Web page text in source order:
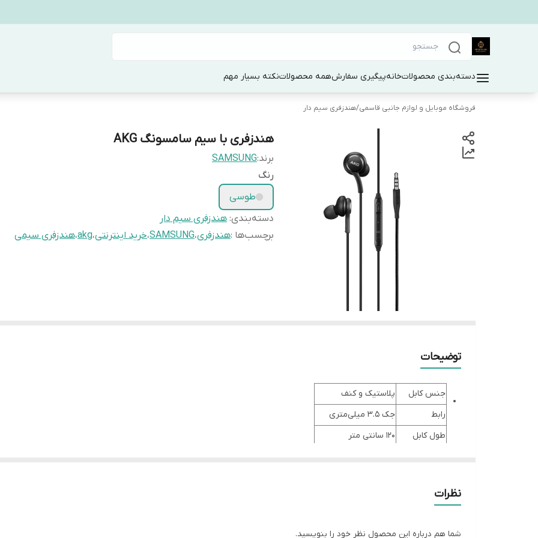
دسته‌بندی محصولاتخانهپیگیری سفارشهمه محصولاتنکته بسیار مهم
فروشگاه موبایل و لوازم جانبی قاسمی/هندزفری سیم دار
هندزفری با سیم سامسونگ AKG
برند:SAMSUNG
رنگ
طوسی
دسته‌بندی: هندزفری سیم دار
برچسب‌ها :هندزفری،SAMSUNG،خرید اینترنتی،akg،هندزفری سیمی
توضیحات
جنس کابل
پلاستیک و کنف
رابط
جک 3.5 میلی‌متری
طول کابل
120 سانتی متر
نظرات
شما هم درباره این محصول نظر خود را بنویسید.